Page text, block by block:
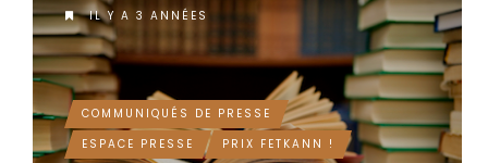
IL Y A 3 ANNÉES
COMMUNIQUÉS DE PRESSE
ESPACE PRESSE
PRIX FETKANN !